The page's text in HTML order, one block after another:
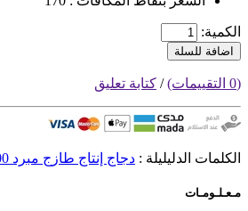
الكمية:
اضافة للسلة
(0 التقييمات) / كتابة تعليق
الكلمات الدليليلة : دجاج إنتاج طازج مبرد 800 جرام
مـعـلـومـات